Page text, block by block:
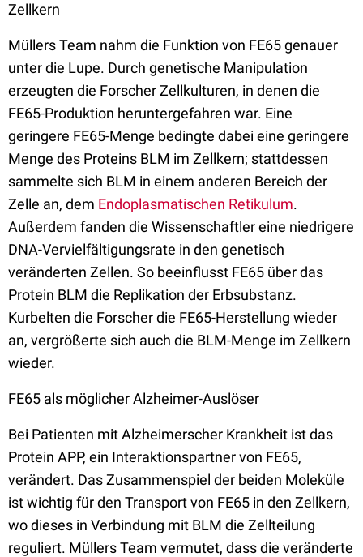
Zellkern
Müllers Team nahm die Funktion von FE65 genauer
unter die Lupe. Durch genetische Manipulation
erzeugten die Forscher Zellkulturen, in denen die
FE65-Produktion heruntergefahren war. Eine
geringere FE65-Menge bedingte dabei eine geringere
Menge des Proteins BLM im Zellkern; stattdessen
sammelte sich BLM in einem anderen Bereich der
Zelle an, dem Endoplasmatischen Retikulum.
Außerdem fanden die Wissenschaftler eine niedrigere
DNA-Vervielfältigungsrate in den genetisch
veränderten Zellen. So beeinflusst FE65 über das
Protein BLM die Replikation der Erbsubstanz.
Kurbelten die Forscher die FE65-Herstellung wieder
an, vergrößerte sich auch die BLM-Menge im Zellkern
wieder.
FE65 als möglicher Alzheimer-Auslöser
Bei Patienten mit Alzheimerscher Krankheit ist das
Protein APP, ein Interaktionspartner von FE65,
verändert. Das Zusammenspiel der beiden Moleküle
ist wichtig für den Transport von FE65 in den Zellkern,
wo dieses in Verbindung mit BLM die Zellteilung
reguliert. Müllers Team vermutet, dass die veränderte